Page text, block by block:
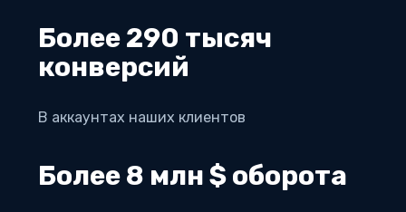
Более 290 тысяч
конверсий
В аккаунтах наших клиентов
Более 8 млн $ оборота